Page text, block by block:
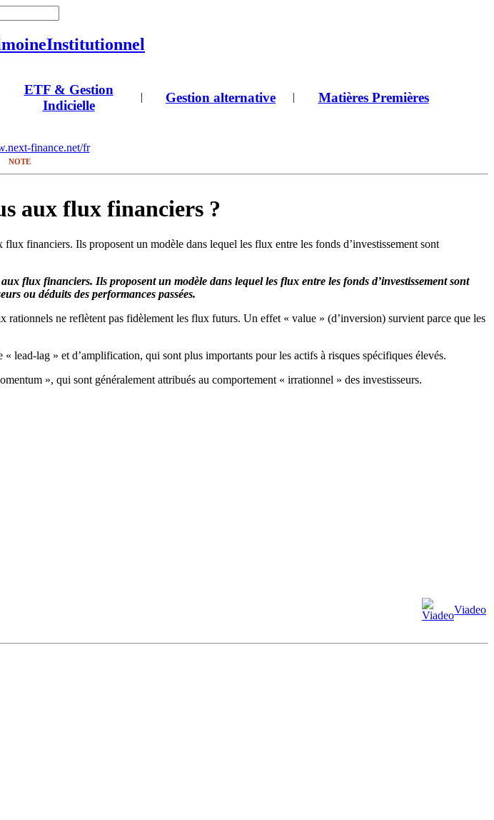
Institutionnel
ETF & Gestion
Indicielle
| Gestion alternative | Matières Premières
finance.net/fr
NOTE
aux flux financiers ?
financiers. Ils proposent un modèle dans lequel les flux entre les fonds d’investissement sont
flux financiers. Ils proposent un modèle dans lequel les flux entre les fonds d’investissement sont
ou déduits des performances passées.
ne reflètent pas fidèlement les flux futurs. Un effet « value » (d’inversion) survient parce que les
lead-lag » et d’amplification, qui sont plus importants pour les actifs à risques spécifiques élevés.
», qui sont généralement attribués au comportement « irrationnel » des investisseurs.
Viadeo